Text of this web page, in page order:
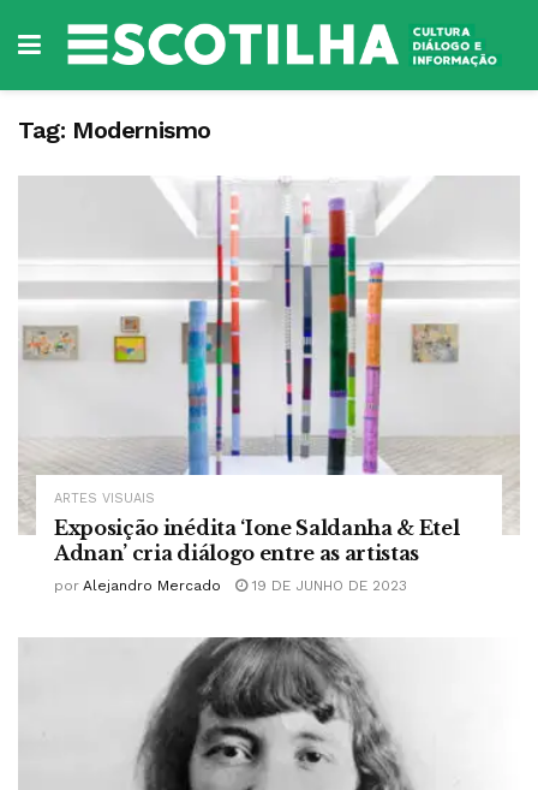
Tag: Modernismo
ARTES VISUAIS
Exposição inédita ‘Ione Saldanha & Etel
Adnan’ cria diálogo entre as artistas
por Alejandro Mercado 19 DE JUNHO DE 2023